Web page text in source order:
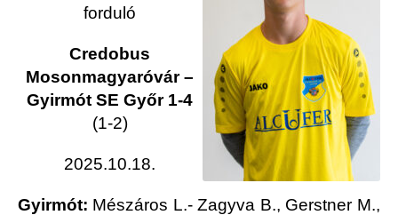
forduló
Credobus
Mosonmagyaróvár –
Gyirmót SE Győr 1-4
(1-2)
2025.10.18.
Gyirmót: Mészáros L.- Zagyva B., Gerstner M.,